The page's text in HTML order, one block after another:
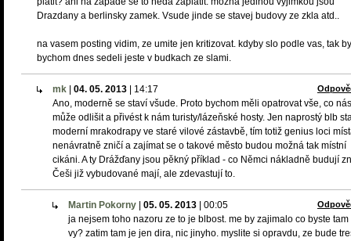
Drazdany a berlinsky zamek. Vsude jinde se stavej budovy ze zkla atd..
na vasem posting vidim, ze umite jen kritizovat. kdyby slo podle vas, tak by
bychom dnes sedeli jeste v budkach ze slami.
mk 04. 05. 2013 14:17
Ano, moderně se staví všude. Proto bychom měli opatrovat vše, co nás
může odlišit a přivést k nám turisty/lázeňské hosty. Jen naprostý blb
moderní mrakodrapy ve staré vilové zástavbě, tím totiž genius loci
nenávratně zničí a zajímat se o takové město budou možná tak místní
cikáni. A ty Drážďany jsou pěkný příklad - co Němci nákladně budují
Češi již vybudované mají, ale zdevastují to.
Martin Pokorny 05. 05. 2013 00:05
ja nejsem toho nazoru ze to je blbost. me by zajimalo co byste tam
vy? zatim tam je jen dira, nic jinyho. myslite si opravdu, ze bude